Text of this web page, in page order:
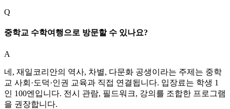
Q
중학교 수학여행으로 방문할 수 있나요?
A
네, 재일코리안의 역사, 차별, 다문화 공생이라는 주제는 중학
교 사회·도덕·인권 교육과 직접 연결됩니다. 입장료는 학생 1
인 100엔입니다. 전시 관람, 필드워크, 강의를 조합한 프로그램
을 권장합니다.